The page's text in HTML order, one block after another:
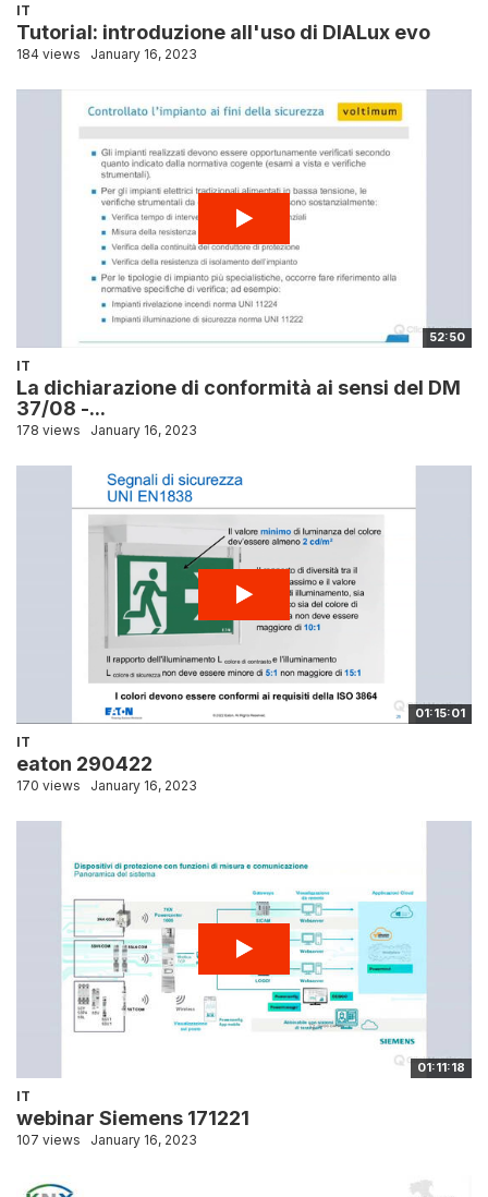
IT
Tutorial: introduzione all'uso di DIALux evo
184 views January 16, 2023
52:50
IT
La dichiarazione di conformità ai sensi del DM
37/08 -...
178 views January 16, 2023
01:15:01
IT
eaton 290422
170 views January 16, 2023
01:11:18
IT
webinar Siemens 171221
107 views January 16, 2023